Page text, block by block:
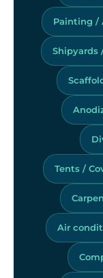
Painting /
Shipyards
Tents /
Air